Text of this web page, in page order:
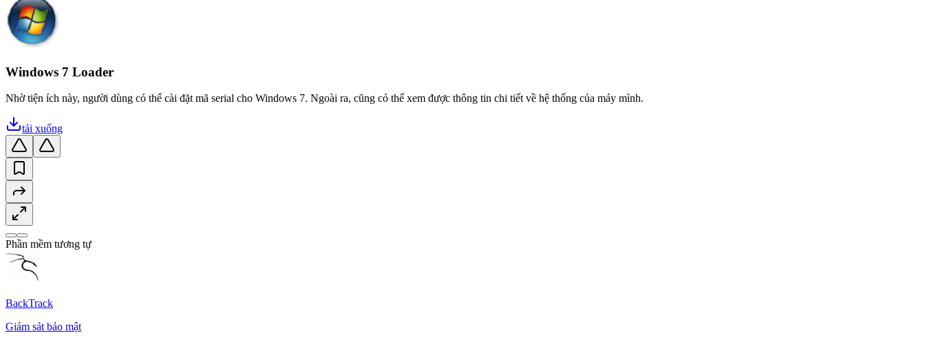
Windows 7 Loader
Nhờ tiện ích này, người dùng có thể cài đặt mã serial cho Windows 7. Ngoài ra, cũng có thể xem được thông tin chi tiết về hệ thống của máy mình.
tải xuống
Phần mềm tương tự
BackTrack
Giám sát bảo mật